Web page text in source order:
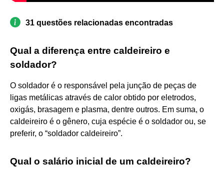
31 questões relacionadas encontradas
Qual a diferença entre caldeireiro e
soldador?
O soldador é o responsável pela junção de peças de
ligas metálicas através de calor obtido por eletrodos,
oxigás, brasagem e plasma, dentre outros. Em suma, o
caldeireiro é o gênero, cuja espécie é o soldador ou, se
preferir, o “soldador caldeireiro”.
Qual o salário inicial de um caldeireiro?